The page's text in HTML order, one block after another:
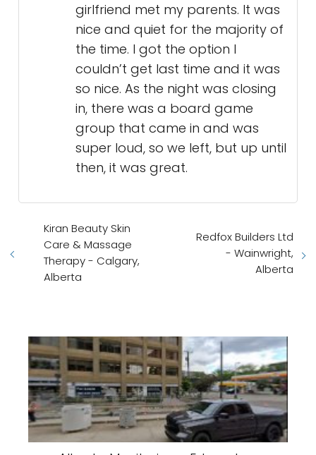
girlfriend met my parents. It was
nice and quiet for the majority of
the time. I got the option I
couldn’t get last time and it was
so nice. As the night was closing
in, there was a board game
group that came in and was
super loud, so we left, but up until
then, it was great.
Kiran Beauty Skin
Care & Massage
Therapy - Calgary,
Alberta
Redfox Builders Ltd
- Wainwright,
Alberta